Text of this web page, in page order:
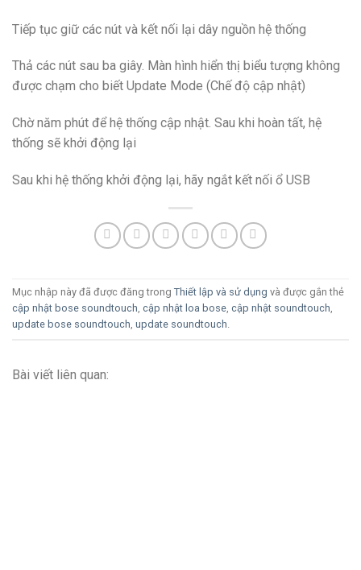
Tiếp tục giữ các nút và kết nối lại dây nguồn hệ thống
Thả các nút sau ba giây. Màn hình hiển thị biểu tượng không
được chạm cho biết Update Mode (Chế độ cập nhật)
Chờ năm phút để hệ thống cập nhật. Sau khi hoàn tất, hệ
thống sẽ khởi động lại
Sau khi hệ thống khởi động lại, hãy ngắt kết nối ổ USB
Mục nhập này đã được đăng trong Thiết lập và sử dụng và được gắn thẻ
cập nhật bose soundtouch, cập nhật loa bose, cập nhật soundtouch,
update bose soundtouch, update soundtouch.
Bài viết liên quan: